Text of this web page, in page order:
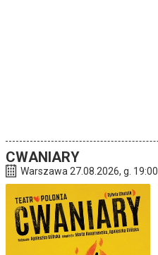
CWANIARY
Warszawa 27.08.2026, g. 19:00